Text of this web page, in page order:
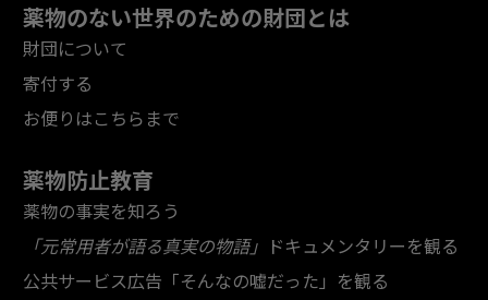
薬物のない世界のための財団とは
財団について
寄付する
お便りはこちらまで
薬物防止教育
薬物の事実を知ろう
「元常用者が語る真実の物語」 ドキュメンタリーを観る
公共サービス広告「そんなの嘘だった」を観る